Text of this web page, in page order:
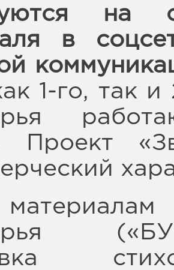
на
в
1-го, так и
Проект